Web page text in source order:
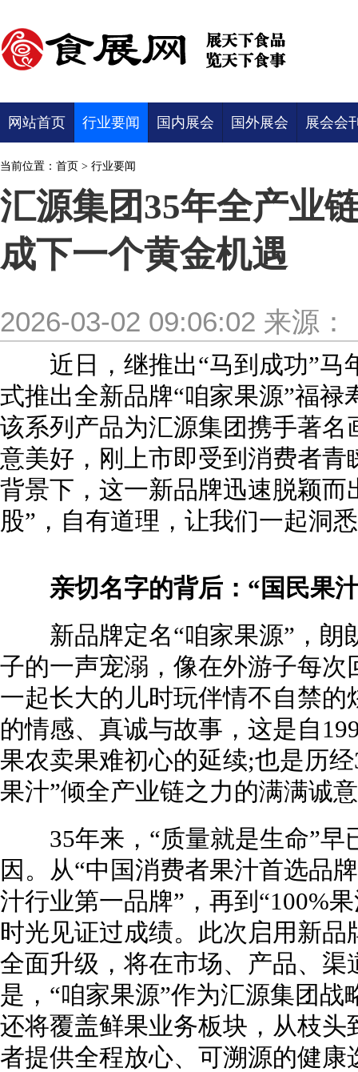
网站首页 行业要闻 国内展会 国外展会 展会会
当前位置： 首页 > 行业要闻
汇源集团35年全产业
成下一个黄金机遇
2026-03-02 09:06:02 来源：
近日，继推出“马到成功”马
式推出全新品牌“咱家果源”福
该系列产品为汇源集团携手著
意美好，刚上市即受到消费者
背景下，这一新品牌迅速脱颖而
股”，自有道理，让我们一起洞
亲切名字的背后：“国民果
新品牌定名“咱家果源”，朗
子的一声宠溺，像在外游子每
一起长大的儿时玩伴情不自禁
的情感、真诚与故事，这是自
果农卖果难初心的延续;也是历
果汁”倾全产业链之力的满满诚
35年来，“质量就是生命”早
因。从“中国消费者果汁首选品
汁行业第一品牌”，再到“100%
时光见证过成绩。此次启用新
全面升级，将在市场、产品、
是，“咱家果源”作为汇源集团
还将覆盖鲜果业务板块，从枝
者提供全程放心、可溯源的健康